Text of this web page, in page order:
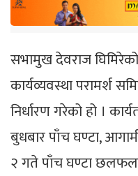
सभामुख देवराज
कार्यव्यवस्था परामर्श
निर्धारण गरेको हो ।
बुधबार पाँच घण्टा,
२ गते पाँच घण्टा